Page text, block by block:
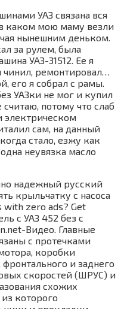
УАЗ связана вся
каком мою маму везли
нынешним деньком.
за рулем, была
УАЗ-31512. Ее я
ремонтировал…
его я собрал с рамы.
УАЗки не мог и купил
потому что слаб
электрическом
сам, на данный
стало, езжу как
неувязка масло
надежный русский
крыльчатку с насоса
with zero ads? Get
с УАЗ 452 без с
Видео. Главные
с протечками
коробки
и заднего
скоростей (ШРУС) и
схожих
которого